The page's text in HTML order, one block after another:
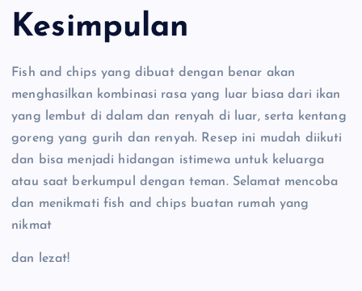
Kesimpulan
Fish and chips yang dibuat dengan benar akan
menghasilkan kombinasi rasa yang luar biasa dari ikan
yang lembut di dalam dan renyah di luar, serta kentang
goreng yang gurih dan renyah. Resep ini mudah diikuti
dan bisa menjadi hidangan istimewa untuk keluarga
atau saat berkumpul dengan teman. Selamat mencoba
dan menikmati fish and chips buatan rumah yang
nikmat
dan lezat!